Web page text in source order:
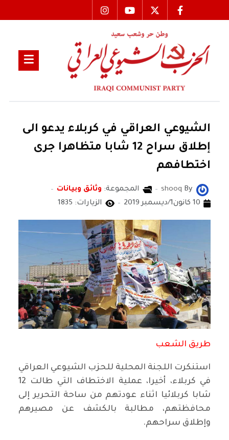
الشيوعي العراقي في كربلاء يدعو الى
إطلاق سراح 12 شابا متظاهرا جرى
اختطافهم
By
shooq المجموعة: وثائق وبيانات
10 كانون1/ديسمبر 2019
الزيارات: 1835
طريق الشعب
استنكرت اللجنة المحلية للحزب الشيوعي العراقي
في كربلاء، أخيرا، عملية الاختطاف التي طالت 12
شابا كربلائيا اثناء عودتهم من ساحة التحرير إلى
محافظتهم، مطالبة بالكشف عن مصيرهم
وإطلاق سراحهم.